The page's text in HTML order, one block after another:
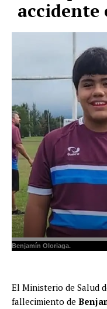
accidente
Benjamín Oloriaga.
El Ministerio de Salud
fallecimiento de